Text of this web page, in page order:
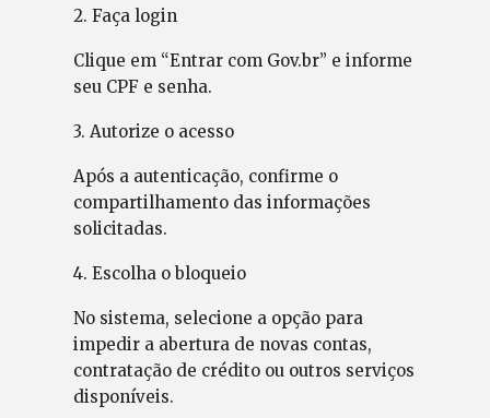
2. Faça login
Clique em “Entrar com Gov.br” e informe
seu CPF e senha.
3. Autorize o acesso
Após a autenticação, confirme o
compartilhamento das informações
solicitadas.
4. Escolha o bloqueio
No sistema, selecione a opção para
impedir a abertura de novas contas,
contratação de crédito ou outros serviços
disponíveis.